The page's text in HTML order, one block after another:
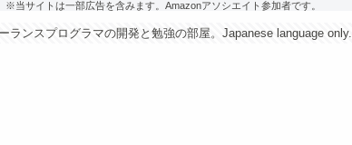
※当サイトは一部広告を含みます。Amazonアソシエイト参加者です。
ランスプログラマの開発と勉強の部屋。Japanese language only.